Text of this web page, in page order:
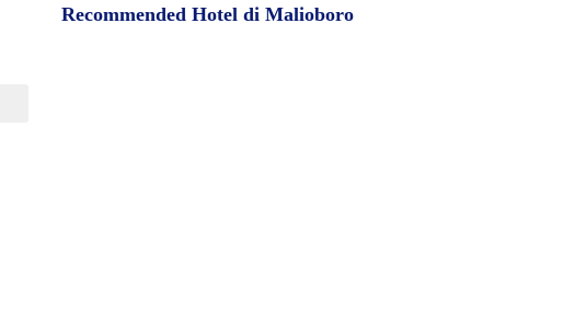
Recommended Hotel di Malioboro